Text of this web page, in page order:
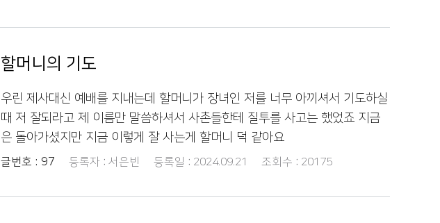
셨어요!! 할머니 . 할아버지가 더욱 편하게 키오스크와 가게도 이용하시고 잘 지
리고 얘기하고 알려드리는 따뜻한 시간 보내게되었습니다.
할머니의 기도
우린 제사대신 예배를 지내는데 할머니가 장녀인 저를 너무 아끼셔서 기도하실
때 저 잘되라고 제 이름만 말씀하셔서 사촌들한테 질투를 사고는 했었죠 지금
은 돌아가셨지만 지금 이렇게 잘 사는게 할머니 덕 같아요
글번호 : 97 등록자 : 서은빈 등록일 : 2024.09.21 조회수 : 20175